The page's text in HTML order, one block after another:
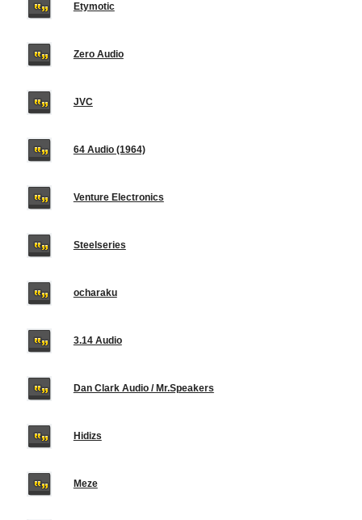
Etymotic
Zero Audio
JVC
64 Audio (1964)
Venture Electronics
Steelseries
ocharaku
3.14 Audio
Dan Clark Audio / Mr.Speakers
Hidizs
Meze